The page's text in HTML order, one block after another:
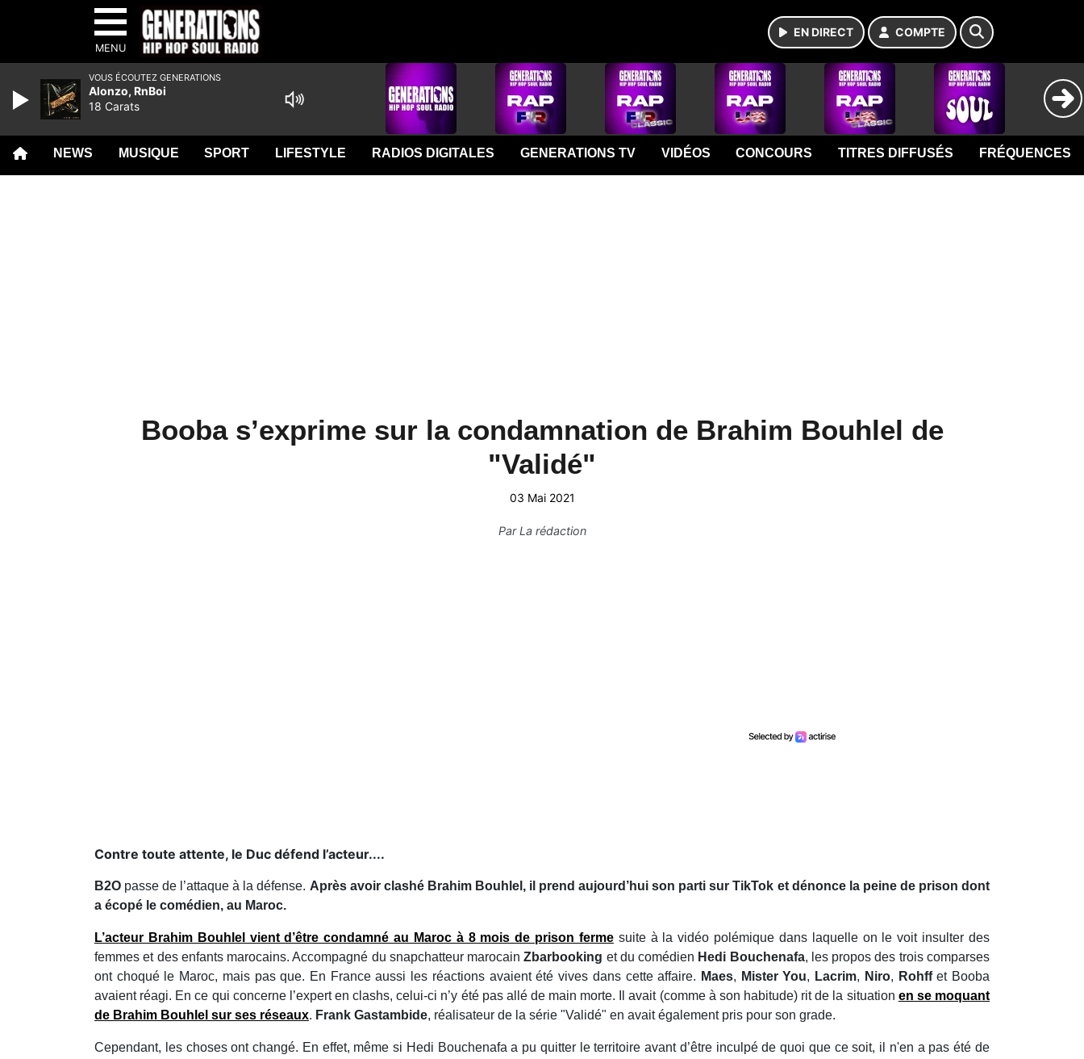
MENU
EN DIRECT COMPTE
NEWS MUSIQUE SPORT LIFESTYLE RADIOS DIGITALES GENERATIONS TV VIDÉOS CONCOURS TITRES DIFFUSÉS FRÉQUENCES
Booba s’exprime sur la condamnation de Brahim Bouhlel de
"Validé"
03 Mai 2021
ParLa rédaction
Contre toute attente, le Duc défend l’acteur....
B2O passe de l’attaque à la défense. Après avoir clashé Brahim Bouhlel, il prend aujourd’hui son parti sur TikTok et dénonce la peine de prison dont
a écopé le comédien, au Maroc.
L’acteur Brahim Bouhlel vient d’être condamné au Maroc à 8 mois de prison fermesuite à la vidéo polémique dans laquelle on le voit insulter des
femmes et des enfants marocains. Accompagné du snapchatteur marocainZbarbooking et du comédien Hedi Bouchenafa, les propos des trois comparses
ont choqué le Maroc, mais pas que. En France aussi les réactions avaient été vives dans cette affaire. Maes, Mister You, Lacrim, Niro, Rohffet Booba
avaient réagi. En ce qui concerne l’expert en clashs, celui-ci n’y été pas allé de main morte. Il avait (comme à son habitude) rit de la situation en se moquant
de Brahim Bouhlel sur ses réseaux. Frank Gastambide, réalisateur de la série "Validé" en avait également pris pour son grade.
Cependant, les choses ont changé. En effet, même si Hedi Bouchenafa a pu quitter le territoire avant d’être inculpé de quoi que ce soit, il n'en a pas été de
VOUS ÉCOUTEZ GENERATIONS
Alonzo, RnBoi
18 Carats